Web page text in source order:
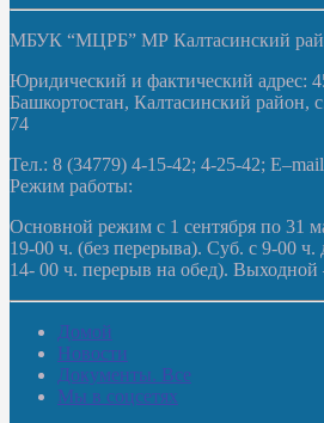
МБУК “МЦРБ” МР Калтасинский
Юридический и фактический адрес:
Башкортостан, Калтасинский район,
74
Тел.: 8 (34779) 4-15-42; 4-25-42;
Режим работы:
Основной режим с 1 сентября по 31
19-00 ч. (без перерыва). Суб. с 9-00 ч.
14- 00 ч. перерыв на обед). Выходной
Домой
Новости
Документы. Все
Мы в соцсетях